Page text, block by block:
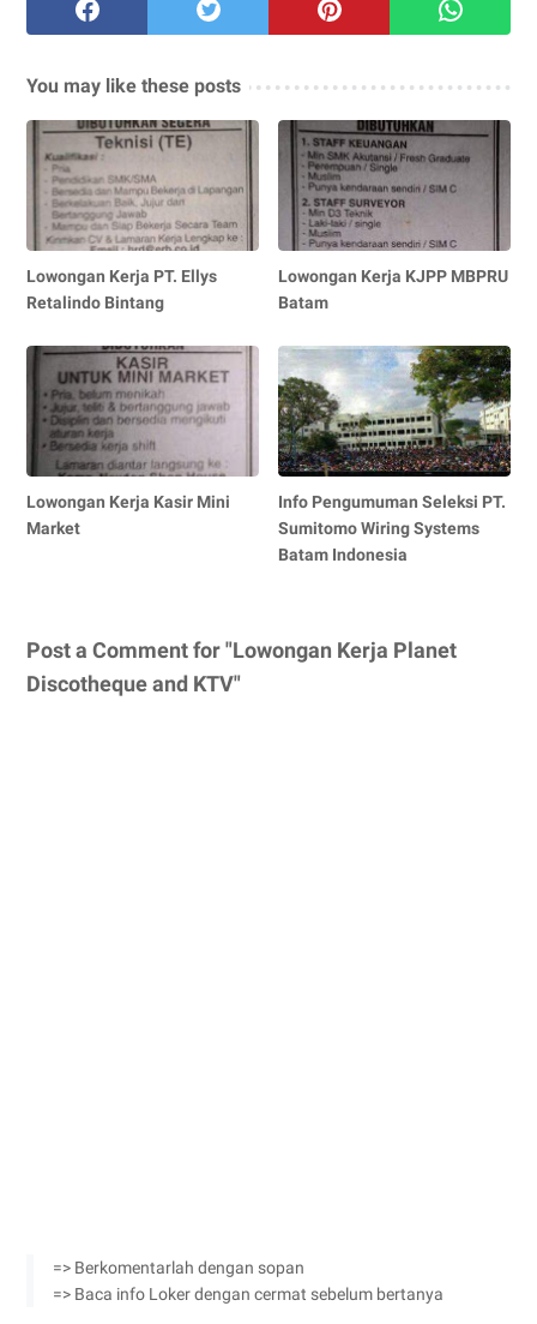
You may like these posts
Lowongan Kerja PT. Ellys
Retalindo Bintang
Lowongan Kerja KJPP MBPRU
Batam
Lowongan Kerja Kasir Mini
Market
Info Pengumuman Seleksi PT.
Sumitomo Wiring Systems
Batam Indonesia
Post a Comment for "Lowongan Kerja Planet
Discotheque and KTV"
=> Berkomentarlah dengan sopan
=> Baca info Loker dengan cermat sebelum bertanya